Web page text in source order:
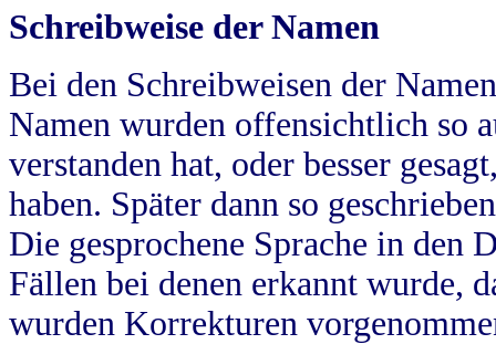
Schreibweise der Namen
Bei den Schreibweisen der
Namen wurden offensichtlich so
verstanden hat, oder besser
haben. Später dann so
Die gesprochene Sprache in
Fällen bei denen erkannt wurde,
wurden Korrekturen